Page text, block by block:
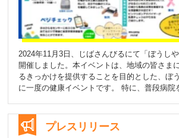
2024年11月3日、じばさんびるにて「ぼうし
開催しました。本イベントは、地域の皆さま
るきっかけを提供することを目的とした、ぼ
に一度の健康イベントです。 特に、普段病院を訪れる機会の少な
た。 「健康を見直すきっかけに」多彩なプログラムを実施 本イ
ベントでは、健康測定やワークショップ、講
プレスリリース